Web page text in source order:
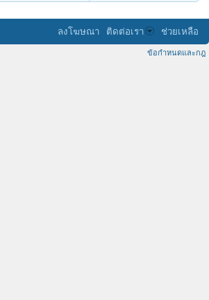
ลงโฆษณา ติดต่อเรา ช่วยเหลือ
ข้อกำหนดและกฎ